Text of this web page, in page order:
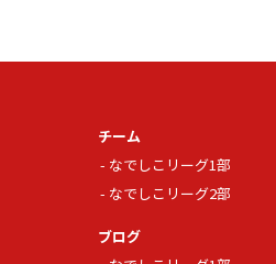
チーム
なでしこリーグ1部
なでしこリーグ2部
ブログ